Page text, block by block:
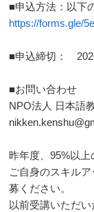
■申込方法：以下
https://forms.gle/
■申込締切：
■お問い合わせ
NPO法人 日本語
昨年度、95%以上
ご自身のスキル
募ください。
以前受講いただい